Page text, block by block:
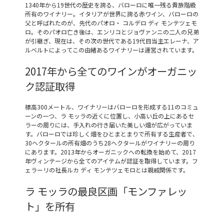
1340年から19世代の歴史を誇る、バローロに唯一残る貴族階級
所有のワイナリー。イタリアが世界に誇る赤ワイン、バローロの
父と呼ばれたのが、先代のパオロ・ コルデロ ディ モンテツェモ
ロ。そのパオロ亡き後は、エンリコとジョヴァンニの二人の兄弟
が引継ぎ、現在は、その次の世代である19代目当主エレーナ、ア
ルベルトによってこの由緒あるワイナリーは運営されています。
2017年から全てのワインがオーガニッ
ク認証取得
標高300メートル、ワイナリーはバローロを形成する11のコミュ
ーンの一つ、ラ モッラの近くに位置し、小高い丘の上にあるセ
ラーの周りには、手入れの行き届いた美しい畑が広がっていま
す。バローロでは珍しく畑をひとまとまりで所有する生産者で、
30ヘクタールの所有畑のうち28ヘクタールがワイナリーの周り
にあります。2013年からオーガニックへの転換を始めて、2017
年ヴィンテージから全てのアイテムが認証を取得しています。フ
ェラーリの社長ルカ ディ モンテツェモロとは親戚関係です。
ラ モッラの最良区画「モンファレッ
ト」を所有